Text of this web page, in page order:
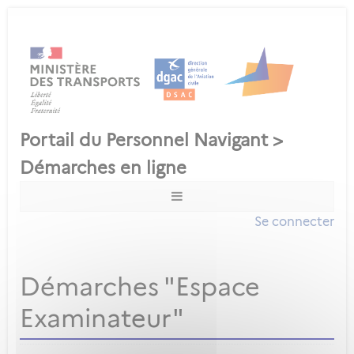
Se connecter
Démarches "Espace
Examinateur"